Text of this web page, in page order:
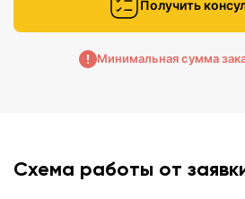
Получить
Минимальная сумма
Схема работы от